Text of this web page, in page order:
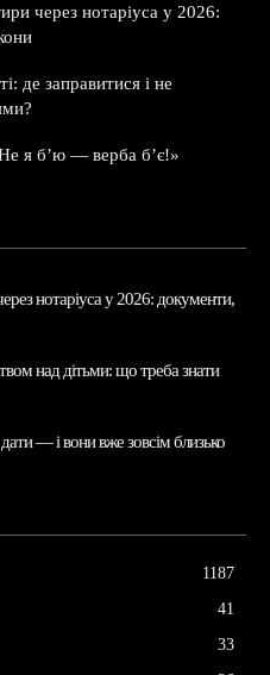
через нотаріуса у 2026:
де заправитися і не
я б’ю — верба б’є!»
нотаріуса у 2026: документи,
над дітьми: що треба знати
— і вони вже зовсім близько
1187
41
33